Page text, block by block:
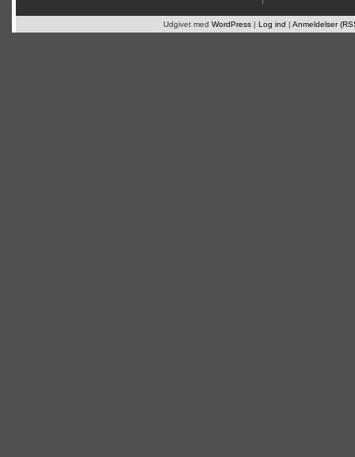
Udgivet med WordPress | Log ind | Anmeldelser